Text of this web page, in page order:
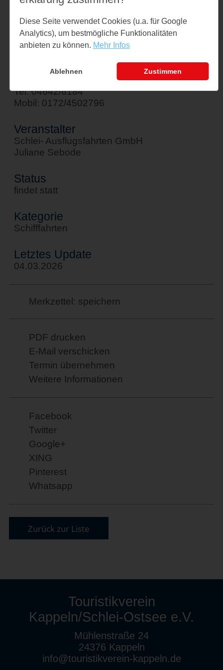
24376 Kappeln
↪ Google Maps öffnen
Kontakt
sebode@schlei-ausflugsfahrten.de
Tel: 04642/6184
Mobil: 0172/4502796
Veranstalter
Schlei- Ausflugsfahrten GmbH
Juliane Sebode
Status
findet statt
Kategorie
Schifffahrten
Letztes Update
04.03.2026
Merkzettel: speichern
PDF drucken
E-Mail verschicken
Termin übernehmen
Weitere Informationen
Facebook
Twitter
Google+
XING
Pinterest
Whatsapp
Zurück zur Liste
Touristikverein
Kappeln/Schlei-Ostsee e.V.
Mühlenstraße 24
24376 Kappeln
info@touristikverein-kappeln.de
Diese Seite verwendet Cookies (u.a. für Google
Analytics), um bestmögliche Funktionalitäten
anbieten zu können. Mehr Infos
Ablehnen Zustimmen